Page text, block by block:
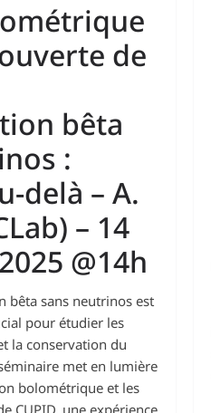
de
bêta
:
delà – A.
– 14
@14h
bêta sans neutrinos est
pour étudier les
la conservation du
met en lumière
bolométrique et les